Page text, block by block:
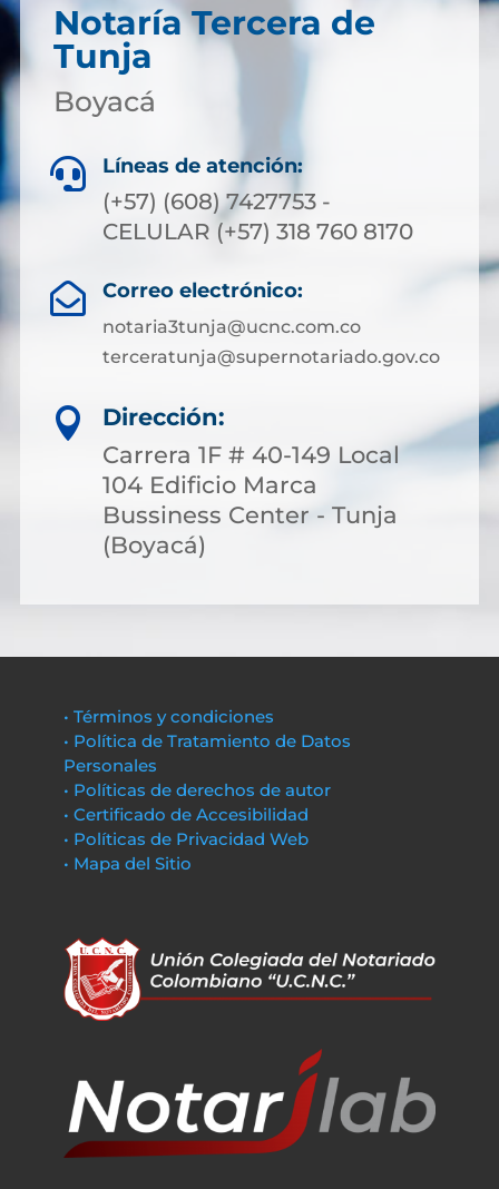
Notaría Tercera de
Tunja
Boyacá
 Líneas de atención:
(+57) (608) 7427753 -
CELULAR (+57) 318 760 8170
 Correo electrónico:
notaria3tunja@ucnc.com.co
terceratunja@supernotariado.gov.co

Dirección:
Carrera 1F # 40-149 Local
104 Edificio Marca
Bussiness Center - Tunja
(Boyacá)
• Términos y condiciones
• Política de Tratamiento de Datos
Personales
• Políticas de derechos de autor
• Certificado de Accesibilidad
• Políticas de Privacidad Web
• Mapa del Sitio